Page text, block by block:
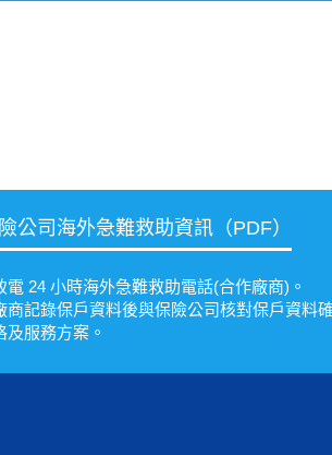
公司海外急難救助資訊（PDF）
電 24 小時海外急難救助電話(合作廠商)。
商記錄保戶資料後與保險公司核對保戶資料確
及服務方案。